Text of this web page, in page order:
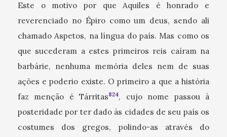
Este o motivo por que Aquiles é honrado e
reverenciado no Épiro como um deus, sendo ali
chamado Aspetos, na língua do país. Mas como os
que sucederam a estes primeiros reis caíram na
barbárie, nenhuma memória deles nem de suas
ações e poderio existe. O primeiro a que a história
faz menção é Tárritas824, cujo nome passou à
posteridade por ter dado às cidades de seu país os
costumes dos gregos, polindo-as através do